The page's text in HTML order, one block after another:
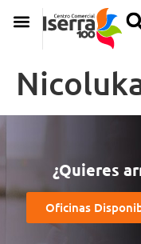
¿Quieres
Oficinas